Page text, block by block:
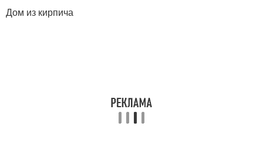
Дом из кирпича